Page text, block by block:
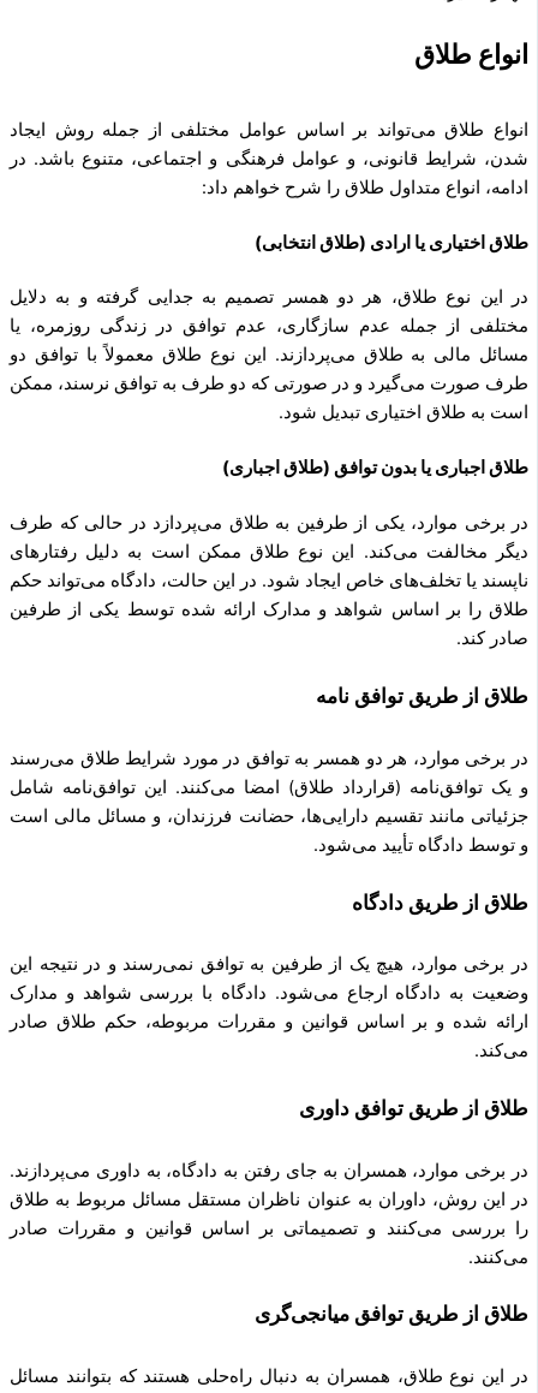
انواع طلاق
انواع طلاق می‌تواند بر اساس عوامل مختلفی از جمله روش ایجاد
شدن، شرایط قانونی، و عوامل فرهنگی و اجتماعی، متنوع باشد. در
ادامه، انواع متداول طلاق را شرح خواهم داد:
طلاق اختیاری یا ارادی (طلاق انتخابی)
در این نوع طلاق، هر دو همسر تصمیم به جدایی گرفته و به دلایل
مختلفی از جمله عدم سازگاری، عدم توافق در زندگی روزمره، یا
مسائل مالی به طلاق می‌پردازند. این نوع طلاق معمولاً با توافق دو
طرف صورت می‌گیرد و در صورتی که دو طرف به توافق نرسند، ممکن
است به طلاق اختیاری تبدیل شود.
طلاق اجباری یا بدون توافق (طلاق اجباری)
در برخی موارد، یکی از طرفین به طلاق می‌پردازد در حالی که طرف
دیگر مخالفت می‌کند. این نوع طلاق ممکن است به دلیل رفتارهای
ناپسند یا تخلف‌های خاص ایجاد شود. در این حالت، دادگاه می‌تواند حکم
طلاق را بر اساس شواهد و مدارک ارائه شده توسط یکی از طرفین
صادر کند.
طلاق از طریق توافق نامه
در برخی موارد، هر دو همسر به توافق در مورد شرایط طلاق می‌رسند
و یک توافق‌نامه (قرارداد طلاق) امضا می‌کنند. این توافق‌نامه شامل
جزئیاتی مانند تقسیم دارایی‌ها، حضانت فرزندان، و مسائل مالی است
و توسط دادگاه تأیید می‌شود.
طلاق از طریق دادگاه
در برخی موارد، هیچ یک از طرفین به توافق نمی‌رسند و در نتیجه این
وضعیت به دادگاه ارجاع می‌شود. دادگاه با بررسی شواهد و مدارک
ارائه شده و بر اساس قوانین و مقررات مربوطه، حکم طلاق صادر
می‌کند.
طلاق از طریق توافق داوری
در برخی موارد، همسران به جای رفتن به دادگاه، به داوری می‌پردازند.
در این روش، داوران به عنوان ناظران مستقل مسائل مربوط به طلاق
را بررسی می‌کنند و تصمیماتی بر اساس قوانین و مقررات صادر
می‌کنند.
طلاق از طریق توافق میانجی‌گری
در این نوع طلاق، همسران به دنبال راه‌حلی هستند که بتوانند مسائل